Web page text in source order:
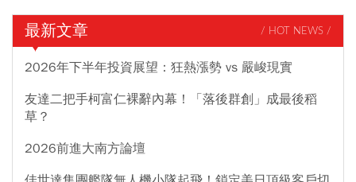
最新文章 / HOT NEWS /
2026年下半年投資展望：狂熱漲勢 vs 嚴峻現實
友達二把手柯富仁裸辭內幕！「落後群創」成最後稻
草？
2026前進大南方論壇